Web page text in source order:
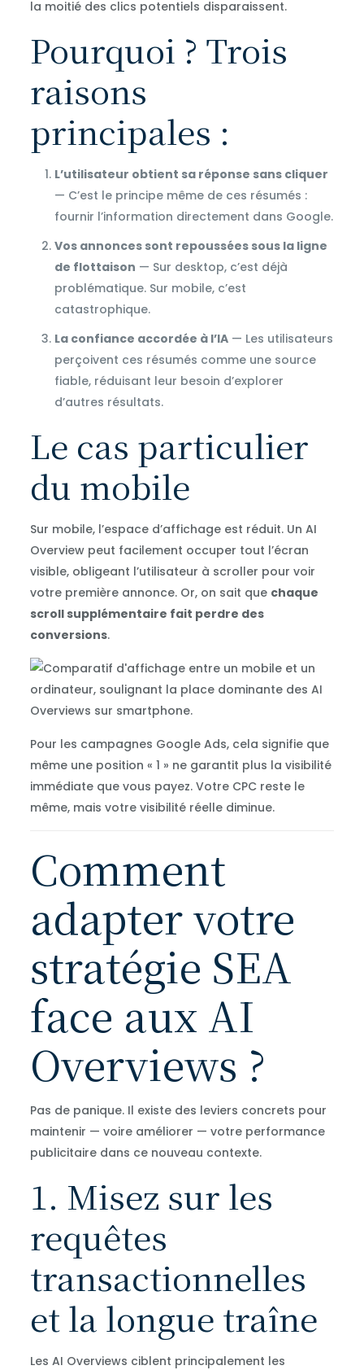
la moitié des clics potentiels disparaissent.
Pourquoi ? Trois
raisons
principales :
L’utilisateur obtient sa réponse sans cliquer
— C’est le principe même de ces résumés :
fournir l’information directement dans Google.
Vos annonces sont repoussées sous la ligne
de flottaison — Sur desktop, c’est déjà
problématique. Sur mobile, c’est
catastrophique.
La confiance accordée à l’IA— Les utilisateurs
perçoivent ces résumés comme une source
fiable, réduisant leur besoin d’explorer
d’autres résultats.
Le cas particulier
du mobile
Sur mobile, l’espace d’affichage est réduit. Un AI
Overview peut facilement occuper tout l’écran
visible, obligeant l’utilisateur à scroller pour voir
votre première annonce. Or, on sait que chaque
scroll supplémentaire fait perdre des
conversions.
Pour les campagnes Google Ads, cela signifie que
même une position « 1 » ne garantit plus la visibilité
immédiate que vous payez. Votre CPC reste le
même, mais votre visibilité réelle diminue.
Comment
adapter votre
stratégie SEA
face aux AI
Overviews ?
Pas de panique. Il existe des leviers concrets pour
maintenir — voire améliorer — votre performance
publicitaire dans ce nouveau contexte.
1. Misez sur les
requêtes
transactionnelles
et la longue traîne
Les AI Overviews ciblent principalement les